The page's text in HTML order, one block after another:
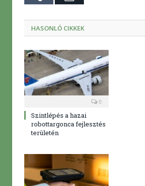
HASONLÓ CIKKEK
0
Szintlépés a hazai
robottargonca fejlesztés
területén